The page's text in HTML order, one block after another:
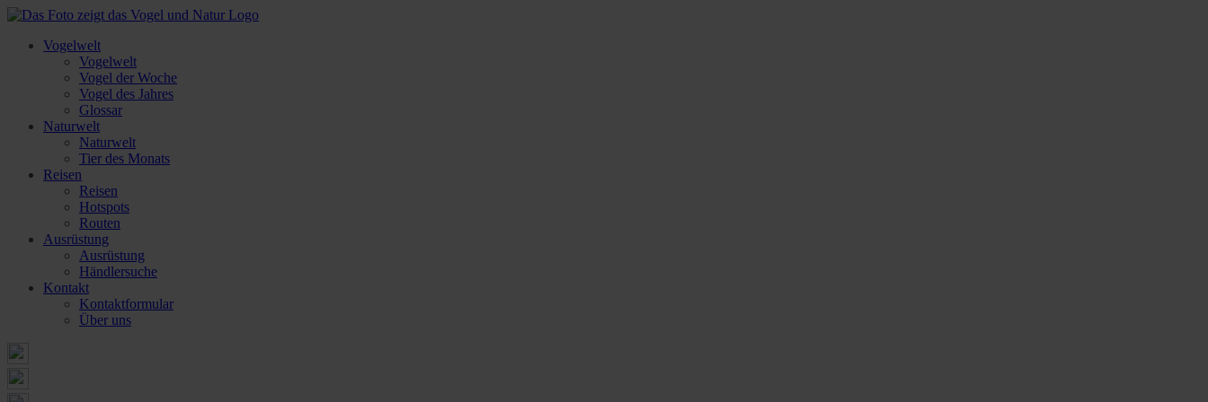
Vogelwelt
Vogelwelt
Vogel der Woche
Vogel des Jahres
Glossar
Naturwelt
Naturwelt
Tier des Monats
Reisen
Reisen
Hotspots
Routen
Ausrüstung
Ausrüstung
Händlersuche
Kontakt
Kontaktformular
Über uns